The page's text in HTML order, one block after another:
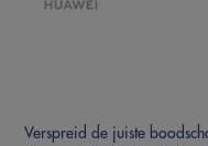
Verspreid de juiste